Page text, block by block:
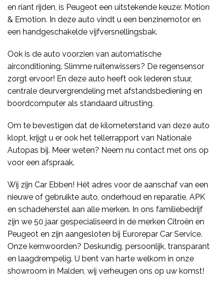
en riant rijden, is Peugeot een uitstekende keuze: Motion
& Emotion. In deze auto vindt u een benzinemotor en
een handgeschakelde vijfversnellingsbak.
Ook is de auto voorzien van automatische
airconditioning. Slimme ruitenwissers? De regensensor
zorgt ervoor! En deze auto heeft ook lederen stuur,
centrale deurvergrendeling met afstandsbediening en
boordcomputer als standaard uitrusting.
Om te bevestigen dat de kilometerstand van deze auto
klopt, krijgt u er ook het tellerrapport van Nationale
Autopas bij. Meer weten? Neem nu contact met ons op
voor een afspraak.
Wij zijn Car Ebben! Hét adres voor de aanschaf van een
nieuwe of gebruikte auto, onderhoud en reparatie, APK
en schadeherstel aan alle merken. In ons familiebedrijf
zijn we 50 jaar gespecialiseerd in de merken Citroën en
Peugeot en zijn aangesloten bij Eurorepar Car Service.
Onze kernwoorden? Deskundig, persoonlijk, transparant
en laagdrempelig. U bent van harte welkom in onze
showroom in Malden, wij verheugen ons op uw komst!